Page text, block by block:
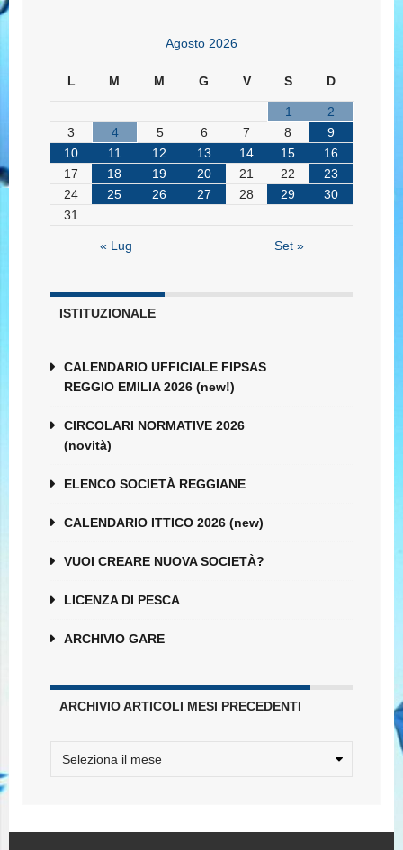
Agosto 2026
L M M G V S D
1
2
3
4 5 6 7 8
9
10
11 12 13 14 15
16
17
18 19 20 21 22
23
24
25 26 27 28 29
30
31
« Lug Set »
ISTITUZIONALE
CALENDARIO UFFICIALE FIPSAS
REGGIO EMILIA 2026 (new!)
CIRCOLARI NORMATIVE 2026
(novità)
ELENCO SOCIETÀ REGGIANE
CALENDARIO ITTICO 2026 (new)
VUOI CREARE NUOVA SOCIETÀ?
LICENZA DI PESCA
ARCHIVIO GARE
ARCHIVIO ARTICOLI MESI PRECEDENTI